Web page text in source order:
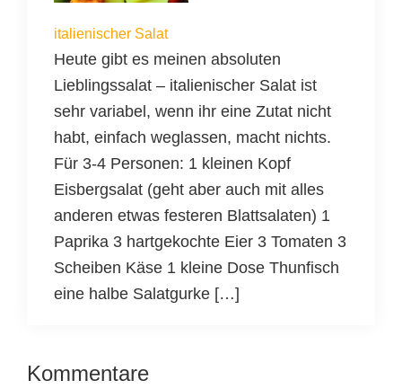
italienischer Salat
Heute gibt es meinen absoluten
Lieblingssalat – italienischer Salat ist
sehr variabel, wenn ihr eine Zutat nicht
habt, einfach weglassen, macht nichts.
Für 3-4 Personen: 1 kleinen Kopf
Eisbergsalat (geht aber auch mit alles
anderen etwas festeren Blattsalaten) 1
Paprika 3 hartgekochte Eier 3 Tomaten 3
Scheiben Käse 1 kleine Dose Thunfisch
eine halbe Salatgurke […]
Leser-
Kommentare